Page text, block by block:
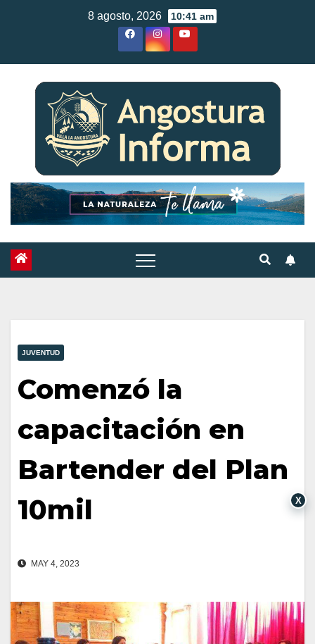
8 agosto, 2026 10:41 am
JUVENTUD
Comenzó la
capacitación en
Bartender del Plan
10mil
MAY 4, 2023
X